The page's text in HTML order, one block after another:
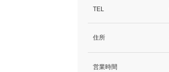
TEL
住所
営業時間